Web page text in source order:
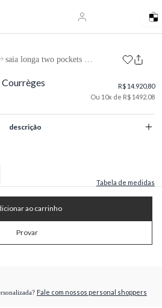
saia longa two pockets courrèges
R$ 14.920,80
Ou 10x de R$ 1492.08
descrição
Tabela de medidas
ao carrinho
Provar
Fale com nossos personal shoppers